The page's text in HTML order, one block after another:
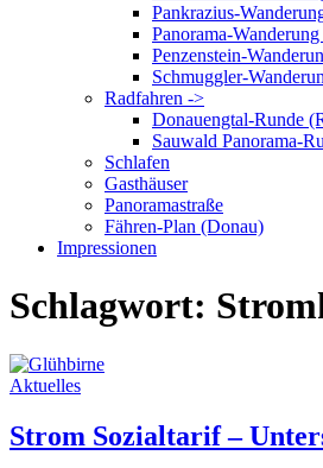
Pankrazius-
Panorama-
Penzenstein-
Schmuggler-
Radfahren ->
Donauengtal-Runde
Sauwald Panorama-
Schlafen
Gasthäuser
Panoramastraße
Fähren-Plan (Donau)
Impressionen
Schlagwort:
Aktuelles
Strom Sozialtarif –